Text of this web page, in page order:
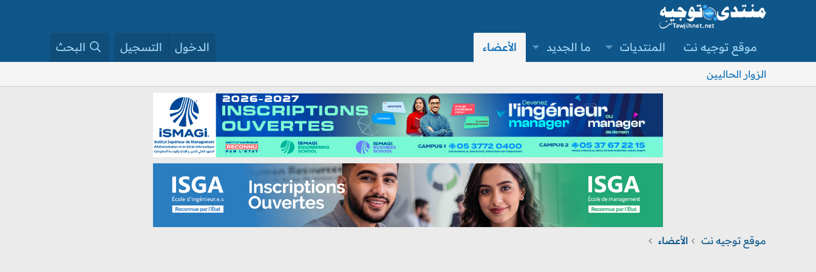
موقع توجيه نت المنتديات ما الجديد الأعضاء الدخول التسجيل البحث
الزوار الحاليين
موقع توجيه نت الأعضاء